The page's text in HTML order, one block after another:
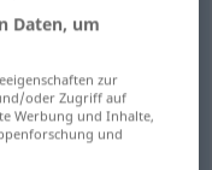
Daten, um
zur
oder Zugriff auf
Werbung und Inhalte,
und